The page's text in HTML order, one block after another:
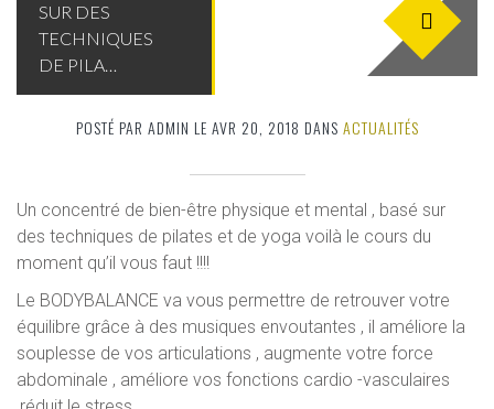
SUR DES
TECHNIQUES
DE PILA…
POSTÉ PAR ADMIN LE AVR 20, 2018 DANS ACTUALITÉS
Un concentré de bien-être physique et mental , basé sur
des techniques de pilates et de yoga voilà le cours du
moment qu’il vous faut !!!!
Le BODYBALANCE va vous permettre de retrouver votre
équilibre grâce à des musiques envoutantes , il améliore la
souplesse de vos articulations , augmente votre force
abdominale , améliore vos fonctions cardio -vasculaires